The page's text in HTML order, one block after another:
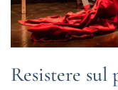
Resistere sul